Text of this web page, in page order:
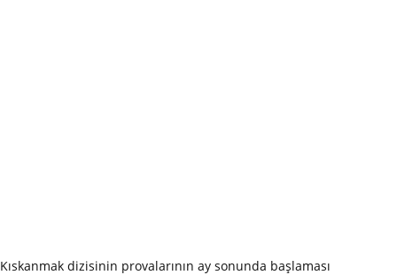
Kıskanmak dizisinin provalarının ay sonunda başlaması